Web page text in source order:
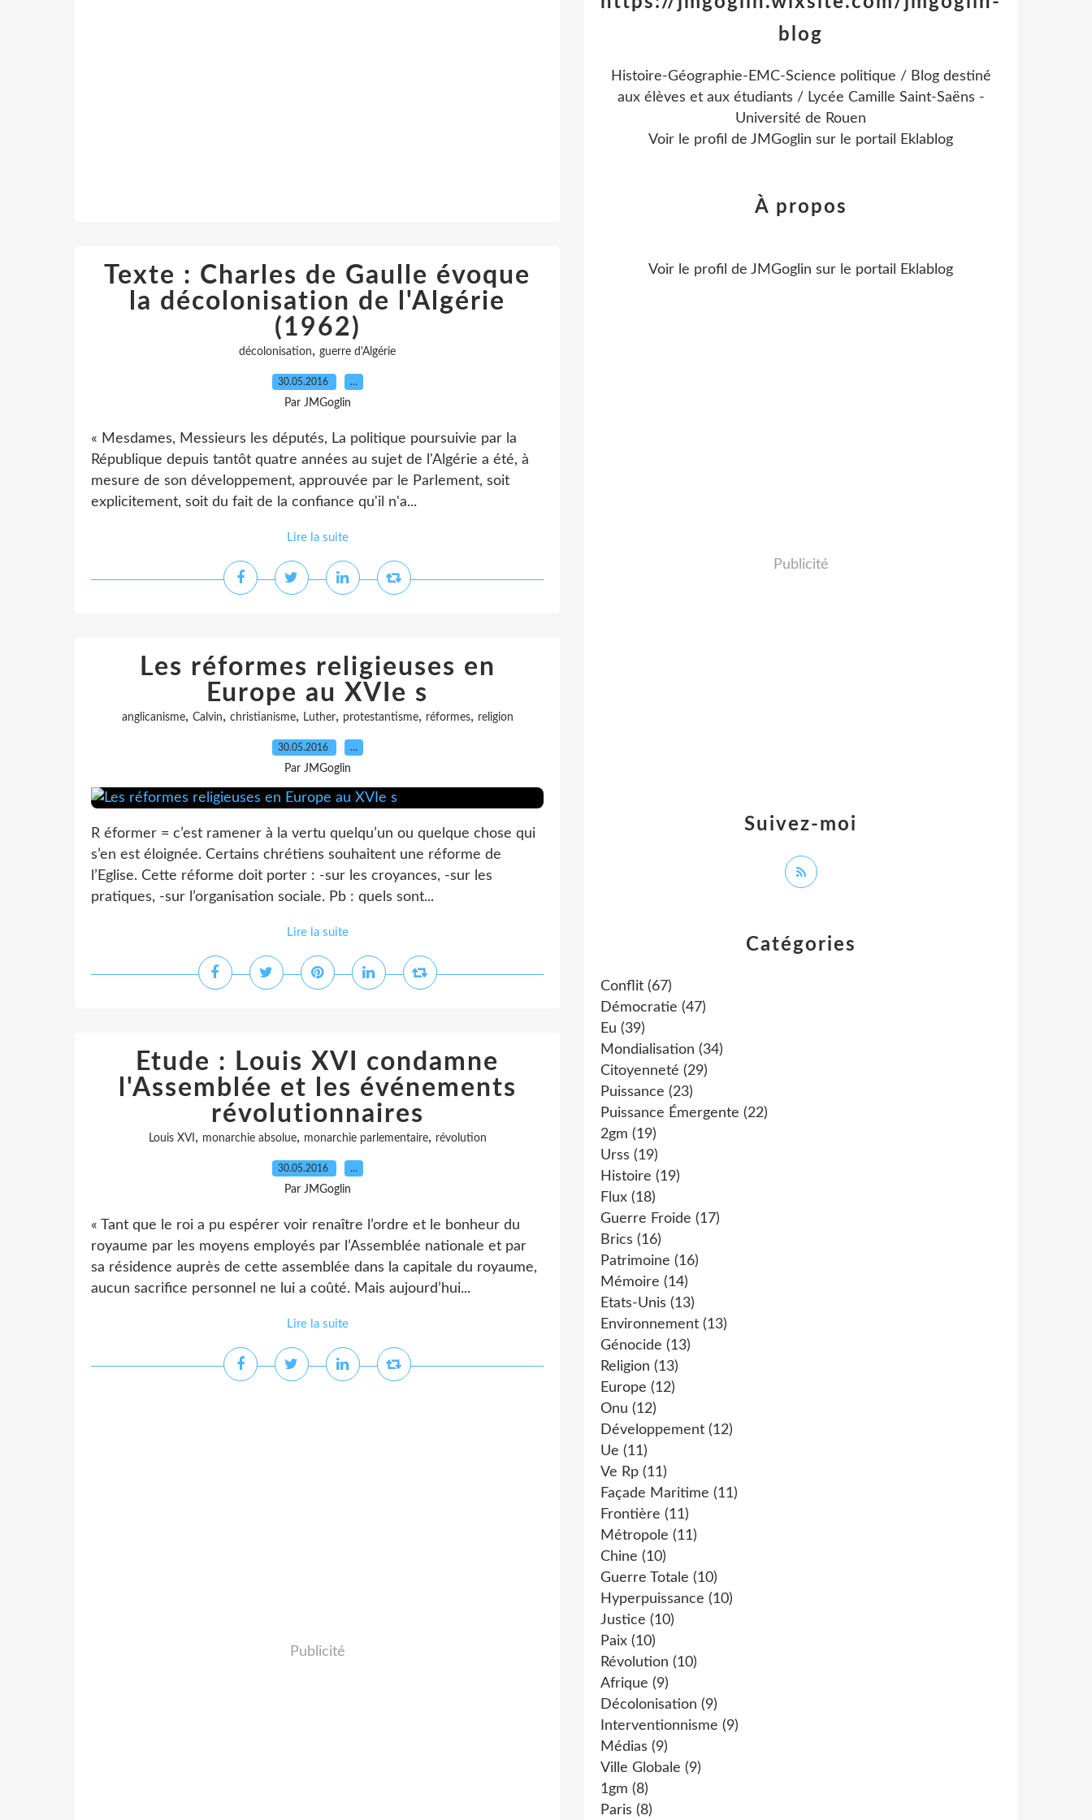
Texte : Charles de Gaulle évoque
la décolonisation de l'Algérie
(1962)
décolonisation, guerre d'Algérie
30.05.2016 …
Par JMGoglin
« Mesdames, Messieurs les députés, La politique poursuivie par la
République depuis tantôt quatre années au sujet de l'Algérie a été, à
mesure de son développement, approuvée par le Parlement, soit
explicitement, soit du fait de la confiance qu'il n'a...
Lire la suite
Les réformes religieuses en
Europe au XVIe s
anglicanisme, Calvin, christianisme, Luther, protestantisme, réformes, religion
30.05.2016 …
Par JMGoglin
R éformer = c’est ramener à la vertu quelqu’un ou quelque chose qui
s’en est éloignée. Certains chrétiens souhaitent une réforme de
l’Eglise. Cette réforme doit porter : -sur les croyances, -sur les
pratiques, -sur l’organisation sociale. Pb : quels sont...
Lire la suite
Etude : Louis XVI condamne
l'Assemblée et les événements
révolutionnaires
Louis XVI , monarchie absolue, monarchie parlementaire, révolution
30.05.2016 …
Par JMGoglin
« Tant que le roi a pu espérer voir renaître l’ordre et le bonheur du
royaume par les moyens employés par l’Assemblée nationale et par
sa résidence auprès de cette assemblée dans la capitale du royaume,
aucun sacrifice personnel ne lui a coûté. Mais aujourd’hui...
Lire la suite
Publicité
Catégories
Conflit (67)
Démocratie (47)
Eu (39)
Mondialisation (34)
Citoyenneté (29)
Puissance (23)
Puissance Émergente (22)
2gm (19)
Urss (19)
Histoire (19)
Flux (18)
Guerre Froide (17)
Brics (16)
Patrimoine (16)
Mémoire (14)
Etats-Unis (13)
Environnement (13)
Génocide (13)
Religion (13)
Europe (12)
Onu (12)
Développement (12)
Ue (11)
Ve Rp (11)
Façade Maritime (11)
Frontière (11)
Métropole (11)
Chine (10)
Guerre Totale (10)
Hyperpuissance (10)
Justice (10)
Paix (10)
Révolution (10)
Afrique (9)
Décolonisation (9)
Interventionnisme (9)
Médias (9)
Ville Globale (9)
1gm (8)
Paris (8)
blog
Histoire-Géographie-EMC-Science politique / Blog destiné
aux élèves et aux étudiants / Lycée Camille Saint-Saëns -
Université de Rouen
Voir le profil de JMGoglin sur le portail Eklablog
Suivez-moi
À propos
Voir le profil de JMGoglin sur le portail Eklablog
Publicité